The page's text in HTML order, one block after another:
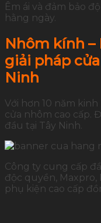
Êm ái và đảm bảo
hằng ngày.
Nhôm kính
giải pháp
Ninh
Với hơn 10 năm
cửa nhôm cao cấp.
đầu tại Tây Ninh.
Công ty cung cấp
độc quyền, Maxpro,
phụ kiện cao cấp